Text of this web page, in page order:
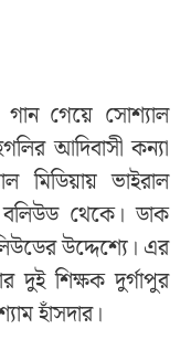
গান গেয়ে সোশ্যাল
আদিবাসী কন্যা
মিডিয়ায় ভাইরাল
থেকে। ডাক
উদ্দেশ্যে। এর
দুই শিক্ষক দুর্গাপুর
হাঁসদার।